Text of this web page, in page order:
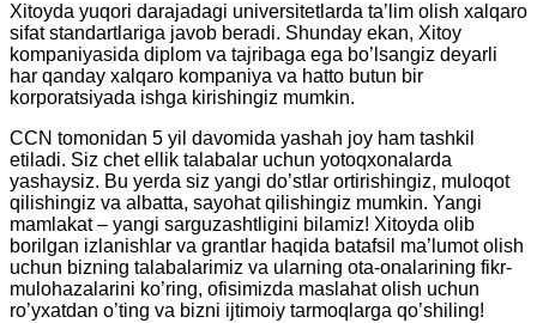
Xitoyda yuqori darajadagi universitetlarda ta’lim olish xalqaro
sifat standartlariga javob beradi. Shunday ekan, Xitoy
kompaniyasida diplom va tajribaga ega bo’lsangiz deyarli
har qanday xalqaro kompaniya va hatto butun bir
korporatsiyada ishga kirishingiz mumkin.
CCN tomonidan 5 yil davomida yashah joy ham tashkil
etiladi. Siz chet ellik talabalar uchun yotoqxonalarda
yashaysiz. Bu yerda siz yangi do’stlar ortirishingiz, muloqot
qilishingiz va albatta, sayohat qilishingiz mumkin. Yangi
mamlakat – yangi sarguzashtligini bilamiz! Xitoyda olib
borilgan izlanishlar va grantlar haqida batafsil ma’lumot olish
uchun bizning talabalarimiz va ularning ota-onalarining fikr-
mulohazalarini ko’ring, ofisimizda maslahat olish uchun
ro’yxatdan o’ting va bizni ijtimoiy tarmoqlarga qo’shiling!